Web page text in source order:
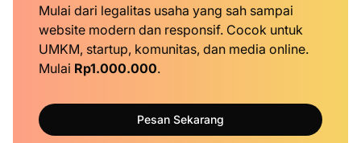
Mulai dari legalitas usaha yang sah sampai
website modern dan responsif. Cocok untuk
UMKM, startup, komunitas, dan media online.
Mulai Rp1.000.000.
Pesan Sekarang